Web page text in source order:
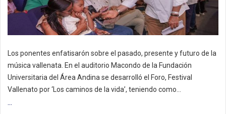
Los ponentes enfatisarón sobre el pasado, presente y futuro de la
música vallenata. En el auditorio Macondo de la Fundación
Universitaria del Área Andina se desarrolló el Foro, Festival
Vallenato por ‘Los caminos de la vida’, teniendo como...
...